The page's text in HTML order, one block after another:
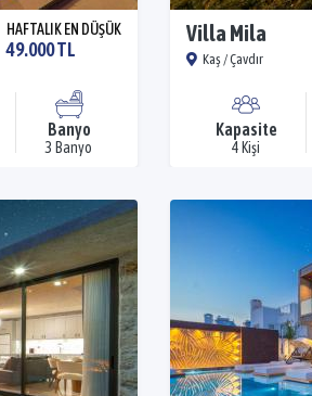
HAFTALIK EN DÜŞÜK
49.000 TL
Banyo
3 Banyo
Villa Mila
Kaş / Çavdır
Kapasite
4 Kişi